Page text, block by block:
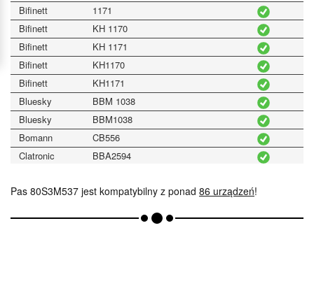
Bifinett
1171
Bifinett
KH 1170
Bifinett
KH 1171
Bifinett
KH1170
Bifinett
KH1171
Bluesky
BBM 1038
Bluesky
BBM1038
Bomann
CB556
Clatronic
BBA2594
Domo
B3950
Pas 80S3M537 jest kompatybilny z ponad 86 urządzeń!